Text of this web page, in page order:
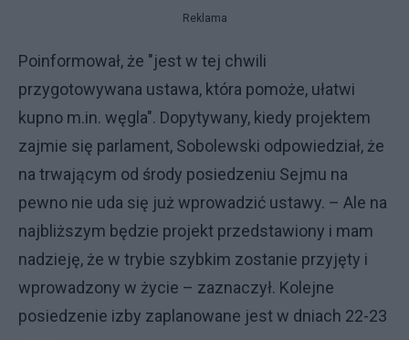
Reklama
Poinformował, że "jest w tej chwili
przygotowywana ustawa, która pomoże, ułatwi
kupno m.in. węgla". Dopytywany, kiedy projektem
zajmie się parlament, Sobolewski odpowiedział, że
na trwającym od środy posiedzeniu Sejmu na
pewno nie uda się już wprowadzić ustawy. – Ale na
najbliższym będzie projekt przedstawiony i mam
nadzieję, że w trybie szybkim zostanie przyjęty i
wprowadzony w życie – zaznaczył. Kolejne
posiedzenie izby zaplanowane jest w dniach 22-23